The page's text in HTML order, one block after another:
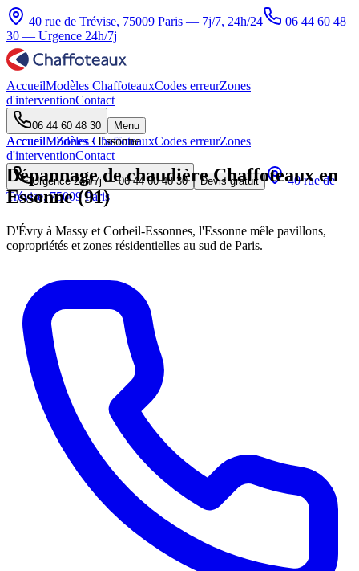
40 rue de Trévise, 75009 Paris — 7j/7, 24h/24
06 44 60 48
30 — Urgence 24h/7j
AccueilModèles ChaffoteauxCodes erreurZones
d'interventionContact
06 44 60 48 30 Menu
AccueilModèles ChaffoteauxCodes erreurZones
d'interventionContact
Urgence 24h/7j —06 44 60 48 30 Devis gratuit
40 rue de
Trévise, 75009 Paris
Accueil·Zones·Essonne
Dépannage de chaudière Chaffoteaux en
Essonne (91)
D'Évry à Massy et Corbeil-Essonnes, l'Essonne mêle pavillons,
copropriétés et zones résidentielles au sud de Paris.